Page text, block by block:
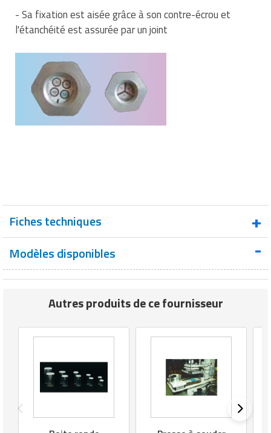
- Sa fixation est aisée grâce à son contre-écrou et
l'étanchéité est assurée par un joint
Fiches techniques
Fiche technique : Indicateur humidité emballage
Modèles disponibles
Autres produits de ce fournisseur